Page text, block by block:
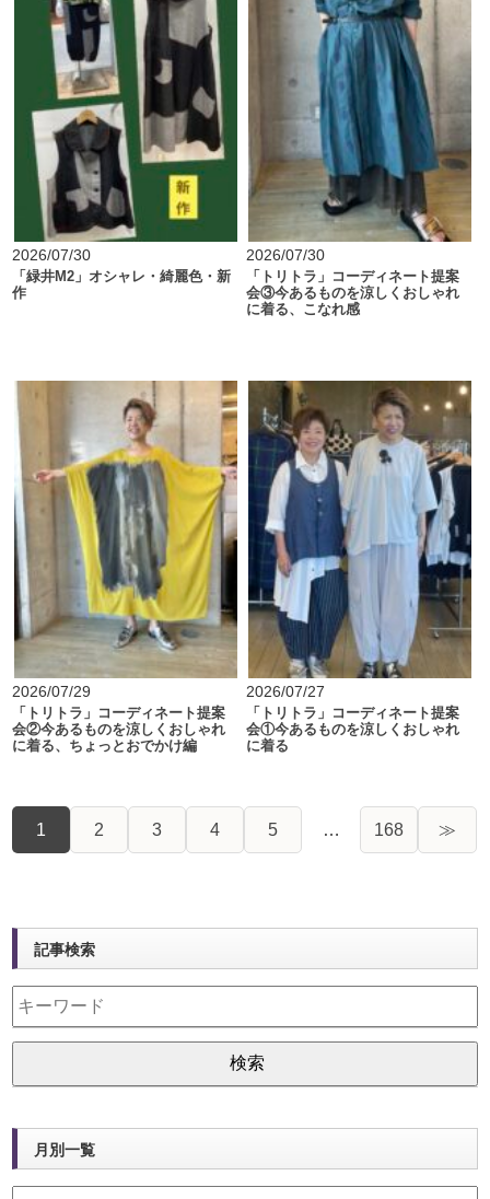
2026/07/30
「緑井M2」オシャレ・綺麗色・新
作
2026/07/30
「トリトラ」コーディネート提案
会③今あるものを涼しくおしゃれ
に着る、こなれ感
2026/07/29
「トリトラ」コーディネート提案
会②今あるものを涼しくおしゃれ
に着る、ちょっとおでかけ編
2026/07/27
「トリトラ」コーディネート提案
会①今あるものを涼しくおしゃれ
に着る
1 2 3 4 5 … 168 ≫
記事検索
月別一覧